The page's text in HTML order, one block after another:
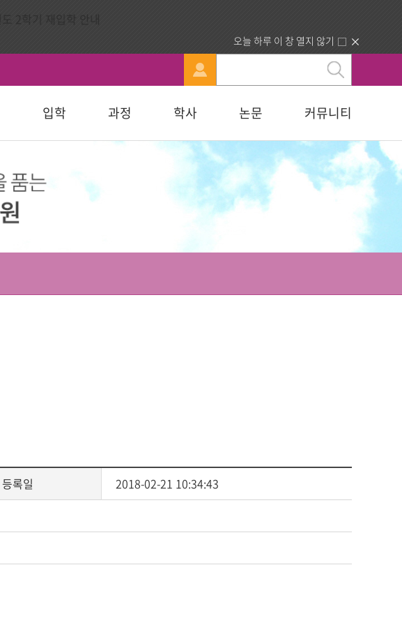
오늘 하루 이 창 열지 않기
교육대학원
복지대학원
행정부서 안내
찾아오시는길
입학
묻고답하기
합격자조회/고지서출력
입학원서접수
과정
교육대학원
교육학석사
다문화교육복지대학원
학사
휴·복학 안내
논문
연구윤리자료실
커뮤니티
청빙게시판
등록일
2018-02-21 10:34:43